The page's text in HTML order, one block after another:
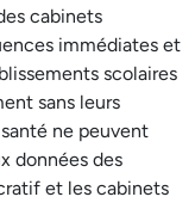
cabinets
immédiates et
scolaires
sans leurs
ne peuvent
données des
et les cabinets